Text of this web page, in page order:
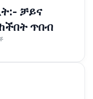
ቻይና
ጥበብ